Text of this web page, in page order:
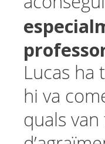
Lucas ha
hi va
quals